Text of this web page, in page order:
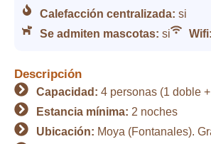
Calefacción centralizada: si
Se admiten mascotas: si Wifi:
Descripción
Capacidad: 4 personas (1 doble
Estancia mínima: 2 noches
Ubicación: Moya (Fontanales).